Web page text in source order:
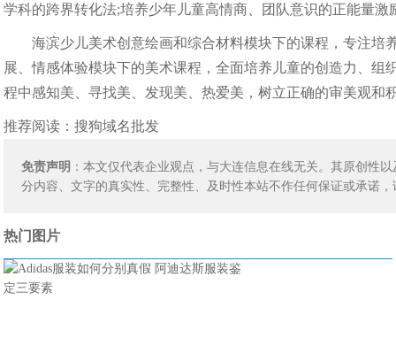
学科的跨界转化法;培养少年儿童高情商、团队意识的正能量激
海滨少儿美术创意绘画和综合材料模块下的课程，专注
展、情感体验模块下的美术课程，全面培养儿童的创造力、
程中感知美、寻找美、发现美、热爱美，树立正确的审美观和
推荐阅读：搜狗域名批发
免责声明 ：本文仅代表企业观点，与大连信息在线无关。其原创性
分内容、文字的真实性、完整性、及时性本站不作任何保证或承诺
热门图片